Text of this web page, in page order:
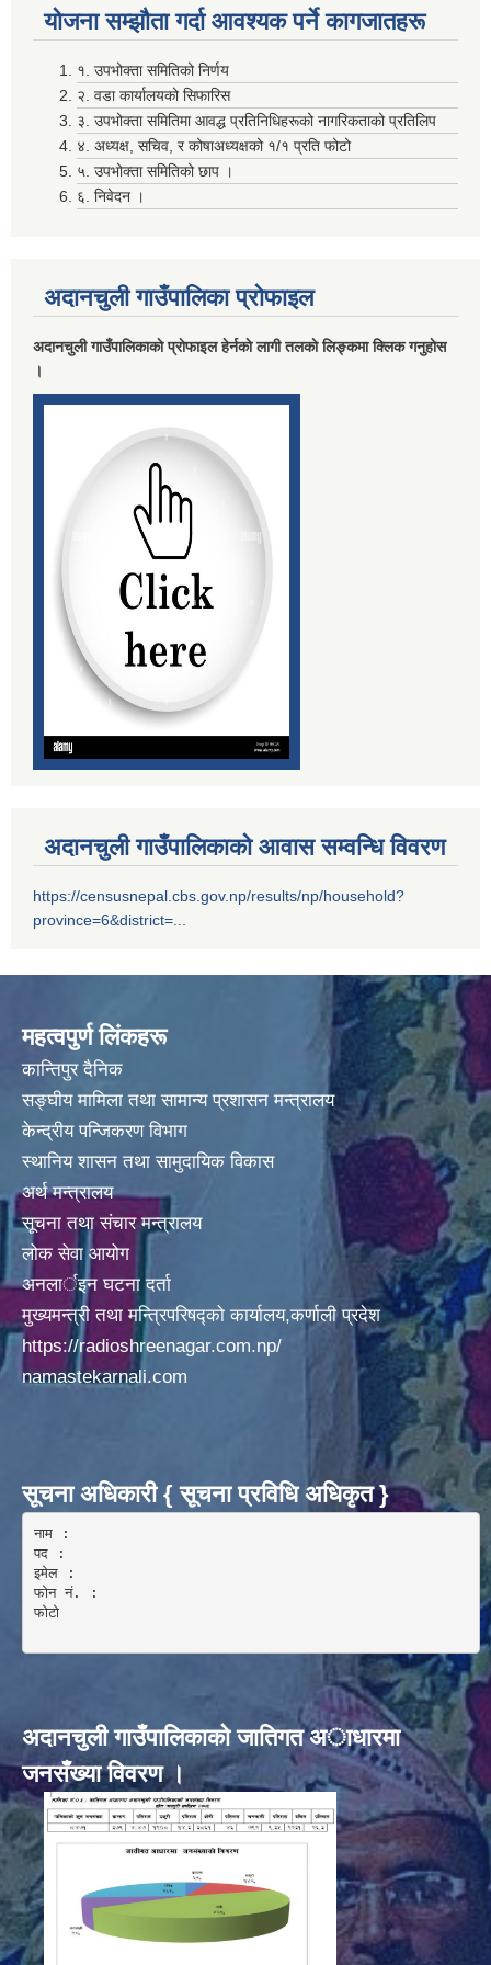
योजना सम्झाैता गर्दा आवश्यक पर्ने कागजातहरू
१. उपभोक्ता समितिको निर्णय
२. वडा कार्यालयको सिफारिस
३. उपभोक्ता समितिमा आवद्ध प्रतिनिधिहरूको नागरिकताको प्रतिलिप
४. अध्यक्ष, सचिव, र कोषाअध्यक्षको १/१ प्रति फोटो
५. उपभोक्ता समितिको छाप ।
६. निवेदन ।
अदानचुली गाउँपालिका प्राेफाइल
अदानचुली गाउँपालिकाकाे प्राेफाइल हेर्नकाे लागी तलकाे लिङ्कमा क्लिक गनुहाेस
।
अदानचुली गाउँपालिकाको आवास सम्वन्धि विवरण
https://censusnepal.cbs.gov.np/results/np/household?
province=6&district=...
महत्वपुर्ण लिंकहरू
कान्तिपुर दैनिक
सङ्घीय मामिला तथा सामान्य प्रशासन मन्त्रालय
केन्द्रीय पन्जिकरण विभाग
स्थानिय शासन तथा सामुदायिक विकास
अर्थ मन्त्रालय
सूचना तथा संचार मन्त्रालय
लोक सेवा आयोग
अनलार्इन घटना दर्ता
मुख्यमन्त्री तथा मन्त्रिपरिषद्को कार्यालय,कर्णाली प्रदेश
https://radioshreenagar.com.np/
namastekarnali.com
सूचना अधिकारी { सूचना प्रविधि अधिकृत }
नाम :
पद :
इमेल :
फोन नं. :
फोटो
अदानचुली गाउँपालिकाकाे जातिगत अाधारमा
जनसँख्या विवरण ।